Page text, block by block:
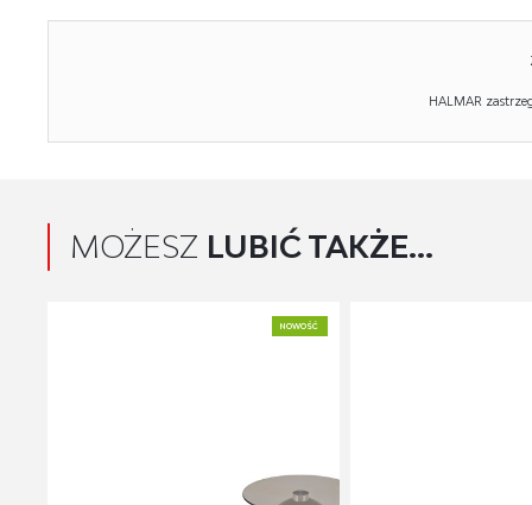
HALMAR
MOŻESZ LUBIĆ TAKŻE...
NOWOŚĆ